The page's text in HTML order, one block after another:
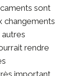
sont
changements
rendre
important